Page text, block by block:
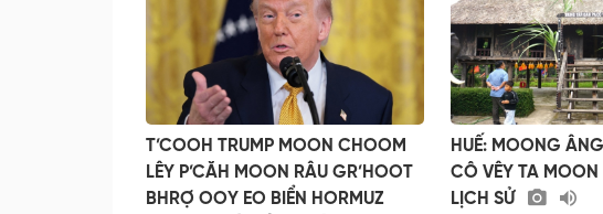
T’COOH TRUMP MOON CHOOM
LÊY P’CĂH MOON RÂU GR’HOOT
BHRỢ OOY EO BIỂN HORMUZ
HUẾ: MOONG
CÔ VÊY TA MOON
LỊCH SỬ